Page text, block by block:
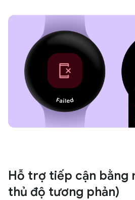
Hỗ trợ tiếp cận bằng
thủ độ tương phản)